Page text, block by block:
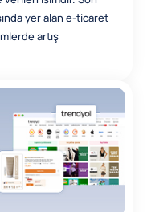
yer alan e-ticaret
artış